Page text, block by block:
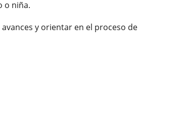
o niña.
y orientar en el proceso de